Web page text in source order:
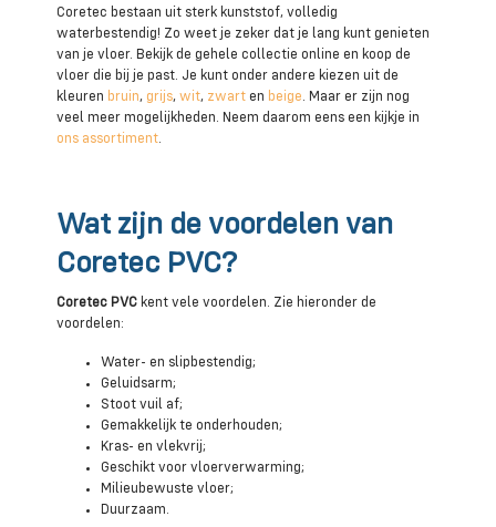
Coretec bestaan uit sterk kunststof, volledig
waterbestendig! Zo weet je zeker dat je lang kunt genieten
van je vloer. Bekijk de gehele collectie online en koop de
vloer die bij je past. Je kunt onder andere kiezen uit de
kleuren bruin, grijs,wit, zwart en beige. Maar er zijn nog
veel meer mogelijkheden. Neem daarom eens een kijkje in
ons assortiment.
Wat zijn de voordelen van
Coretec PVC?
Coretec PVC kent vele voordelen. Zie hieronder de
voordelen:
Water- en slipbestendig;
Geluidsarm;
Stoot vuil af;
Gemakkelijk te onderhouden;
Kras- en vlekvrij;
Geschikt voor vloerverwarming;
Milieubewuste vloer;
Duurzaam.